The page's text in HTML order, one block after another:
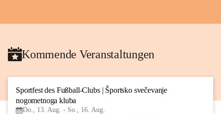
Kommende Veranstaltungen
Sportfest des Fußball-Clubs | Športsko svečevanje
nogometnoga kluba
Do., 13. Aug. - So., 16. Aug.